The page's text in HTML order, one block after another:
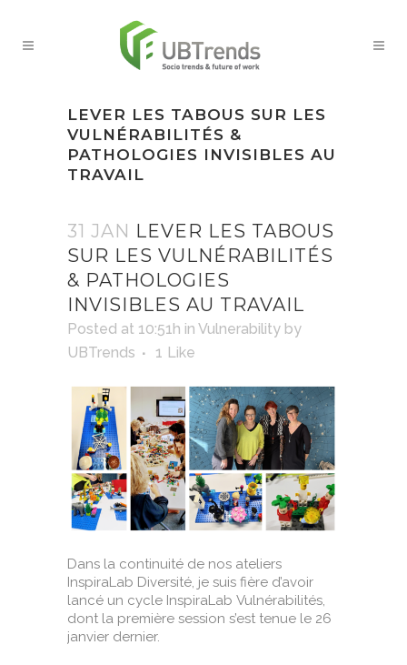
LEVER LES TABOUS SUR LES
VULNÉRABILITÉS &
PATHOLOGIES INVISIBLES AU
TRAVAIL
31 JAN LEVER LES TABOUS
SUR LES VULNÉRABILITÉS
& PATHOLOGIES
INVISIBLES AU TRAVAIL
Posted at 10:51h in Vulnerability by
UBTrends
1 Like
Dans la continuité de nos ateliers
InspiraLab Diversité, je suis fière d’avoir
lancé un cycle InspiraLab Vulnérabilités,
dont la première session s’est tenue le 26
janvier dernier.